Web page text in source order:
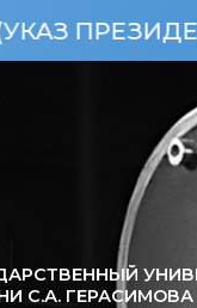
РФ
С.А. ГЕРАСИМОВА